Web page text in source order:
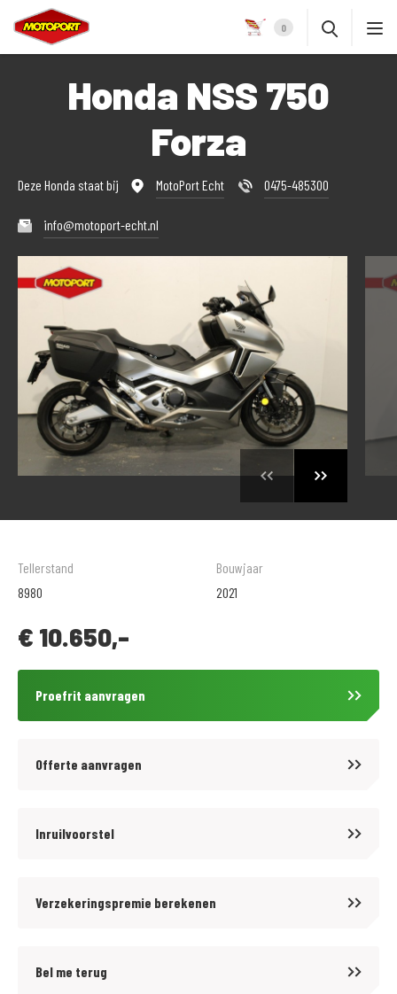
0
Honda NSS 750
Forza
Deze Honda staat bij MotoPort Echt 0475-485300
info@motoport-echt.nl
Tellerstand
8980
Bouwjaar
2021
€ 10.650,-
Proefrit aanvragen
Offerte aanvragen
Inruilvoorstel
Verzekeringspremie berekenen
Bel me terug